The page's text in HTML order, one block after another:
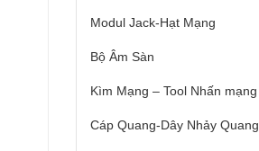
Modul Jack-Hạt Mạng
Bộ Âm Sàn
Kìm Mạng – Tool Nhấn mạng
Cáp Quang-Dây Nhảy Quang